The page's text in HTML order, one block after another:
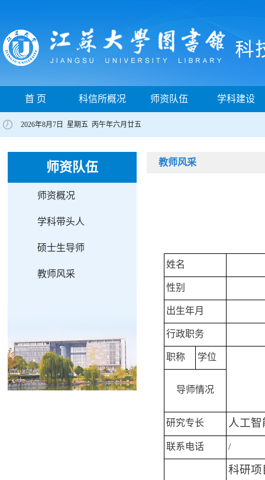
首 页 科信所概况 师资队伍 学科建设
2026年8月7日 星期五 丙午年六月廿五
师资队伍
师资概况
学科带头人
硕士生导师
教师风采
教师风采
姓名
性别
出生年月
行政职务
职称 学位
导师情况
研究专长 人工
联系电话 /
科研项